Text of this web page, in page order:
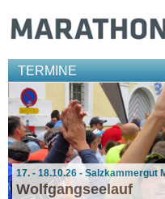
TERMINE
17. - 18.10.26 - Salzkammergut
Wolfgangseelauf